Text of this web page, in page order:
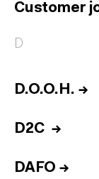
Customer
D
D.O.O.H. →
D2C →
DAFO →